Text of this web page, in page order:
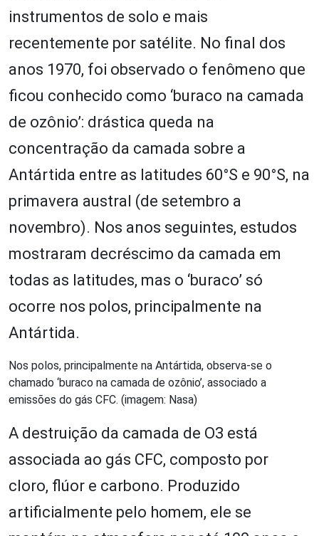
instrumentos de solo e mais
recentemente por satélite. No final dos
anos 1970, foi observado o fenômeno que
ficou conhecido como ‘buraco na camada
de ozônio’: drástica queda na
concentração da camada sobre a
Antártida entre as latitudes 60°S e 90°S, na
primavera austral (de setembro a
novembro). Nos anos seguintes, estudos
mostraram decréscimo da camada em
todas as latitudes, mas o ‘buraco’ só
ocorre nos polos, principalmente na
Antártida.
Nos polos, principalmente na Antártida, observa-se o
chamado ‘buraco na camada de ozônio’, associado a
emissões do gás CFC. (imagem: Nasa)
A destruição da camada de O3 está
associada ao gás CFC, composto por
cloro, flúor e carbono. Produzido
artificialmente pelo homem, ele se